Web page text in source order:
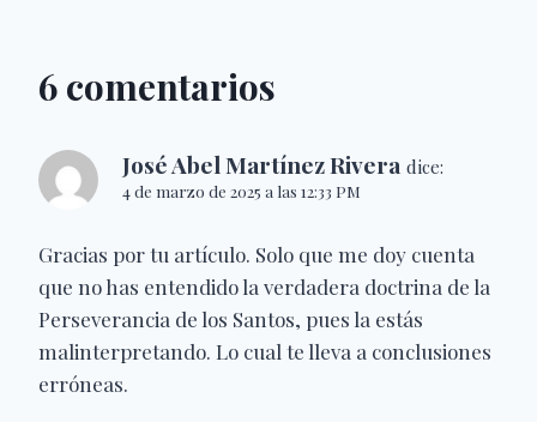
6 comentarios
José Abel Martínez Rivera dice:
4 de marzo de 2025 a las 12:33 PM
Gracias por tu artículo. Solo que me doy cuenta
que no has entendido la verdadera doctrina de la
Perseverancia de los Santos, pues la estás
malinterpretando. Lo cual te lleva a conclusiones
erróneas.